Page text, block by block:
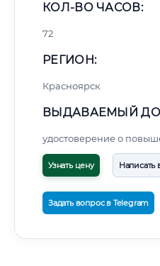
КОЛ-ВО ЧАСОВ:
72
РЕГИОН:
Красноярск
ВЫДАВАЕМЫЙ
удостоверение о
Узнать цену Написать
Задать вопрос в Telegram